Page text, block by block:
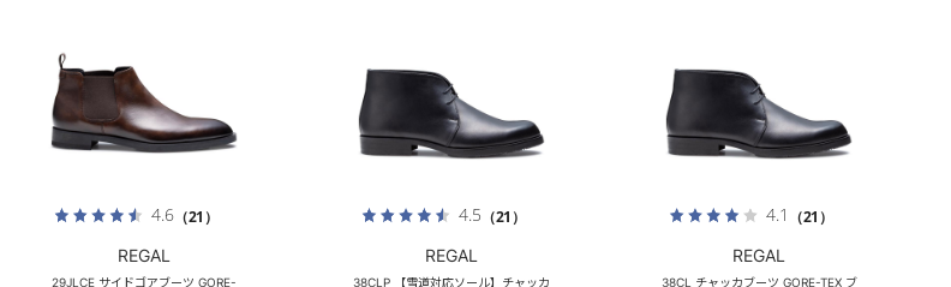
4.6（21）
REGAL
29JLCE サイドゴアブーツ GORE-
4.5 （21）
REGAL
38CLP 【雪道対応ソール】チャッカ
4.1 （21）
REGAL
38CL チャッカブーツ GORE-TEX ブ